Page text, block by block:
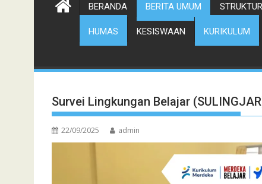
BERANDA BERITA UMUM
HUMAS KESISWAAN KURIKULUM
Survei Lingkungan Belajar
22/09/2025 admin